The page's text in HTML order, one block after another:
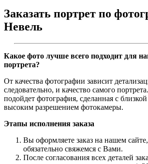
Заказать портрет по
Невель
Какое фото лучше всего подходит для
портрета?
От качества фотографии зависит
следовательно, и качество самого
подойдет фотография, сделанная с
высоким разрешением фотокамеры.
Этапы исполнения заказа
Вы оформляете заказ на нашем
обязательно свяжемся с Вами.
После согласования всех деталей